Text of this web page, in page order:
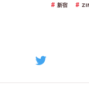
新宿